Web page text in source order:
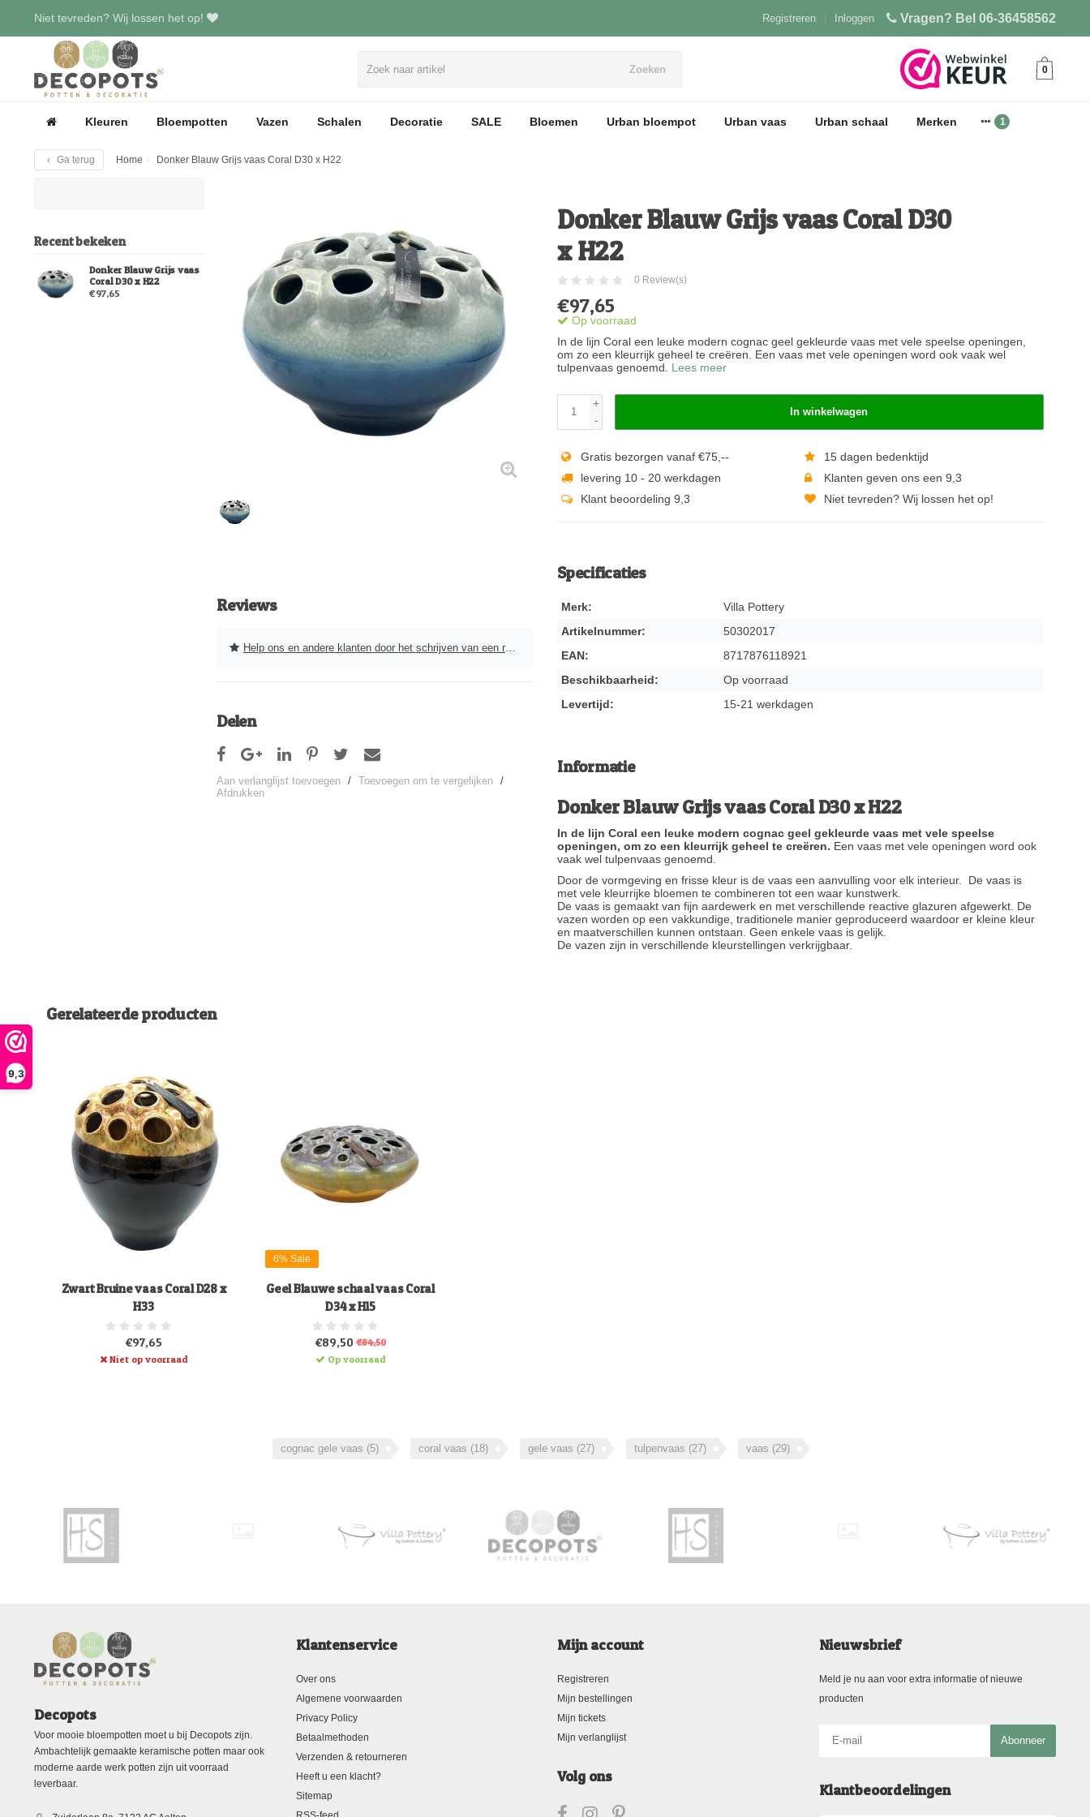
9,3
Niet tevreden? Wij lossen het op! Vragen? Bel 06-36458562
Inloggen
Registreren
Zoeken 0
Kleuren Bloempotten Vazen Schalen Decoratie SALE Bloemen Urban bloempot Urban vaas Urban schaal Merken
Ga terug Home Donker Blauw Grijs vaas Coral D30 x H22
Recent bekeken
Donker Blauw Grijs vaas
Coral D30 x H22
€97,65
Reviews
Help ons en andere klanten door het schrijven van een review
Delen
Aan verlanglijst toevoegen / Toevoegen om te vergelijken /
Afdrukken
Donker Blauw Grijs vaas Coral D30
x H22
0 Review(s)
€97,65
Op voorraad
In de lijn Coral een leuke modern cognac geel gekleurde vaas met vele speelse openingen,
om zo een kleurrijk geheel te creëren. Een vaas met vele openingen word ook vaak wel
tulpenvaas genoemd. Lees meer
+
-
In winkelwagen
Gratis bezorgen vanaf €75,--
15 dagen bedenktijd
levering 10 - 20 werkdagen
Klanten geven ons een 9,3
Klant beoordeling 9,3
Niet tevreden? Wij lossen het op!
Specificaties
Merk:
Villa Pottery
Artikelnummer:
50302017
EAN:
8717876118921
Beschikbaarheid:
Op voorraad
Levertijd:
15-21 werkdagen
Informatie
Donker Blauw Grijs vaas Coral D30 x H22
In de lijn Coral een leuke modern cognac geel gekleurde vaas met vele speelse
openingen, om zo een kleurrijk geheel te creëren. Een vaas met vele openingen word ook
vaak wel tulpenvaas genoemd.
Door de vormgeving en frisse kleur is de vaas een aanvulling voor elk interieur. De vaas is
met vele kleurrijke bloemen te combineren tot een waar kunstwerk.
De vaas is gemaakt van fijn aardewerk en met verschillende reactive glazuren afgewerkt. De
vazen worden op een vakkundige, traditionele manier geproduceerd waardoor er kleine kleur
en maatverschillen kunnen ontstaan. Geen enkele vaas is gelijk.
De vazen zijn in verschillende kleurstellingen verkrijgbaar.
Gerelateerde producten
Zwart Bruine vaas Coral D28 x
H33
€97,65
Niet op voorraad
6% Sale
Geel Blauwe schaal vaas Coral
D34 x H15
€89,50 €84,50
Op voorraad
cognac gele vaas (5) coral vaas (18) gele vaas (27) tulpenvaas (27) vaas (29)
Decopots
Voor mooie bloempotten moet u bij Decopots zijn.
Ambachtelijk gemaakte keramische potten maar ook
moderne aarde werk potten zijn uit voorraad
leverbaar.
Klantenservice
Over ons
Algemene voorwaarden
Privacy Policy
Betaalmethoden
Verzenden & retourneren
Heeft u een klacht?
Sitemap
Mijn account
Registreren
Mijn bestellingen
Mijn tickets
Mijn verlanglijst
Volg ons
Nieuwsbrief
Meld je nu aan voor extra informatie of nieuwe
producten
Abonneer
Klantbeoordelingen